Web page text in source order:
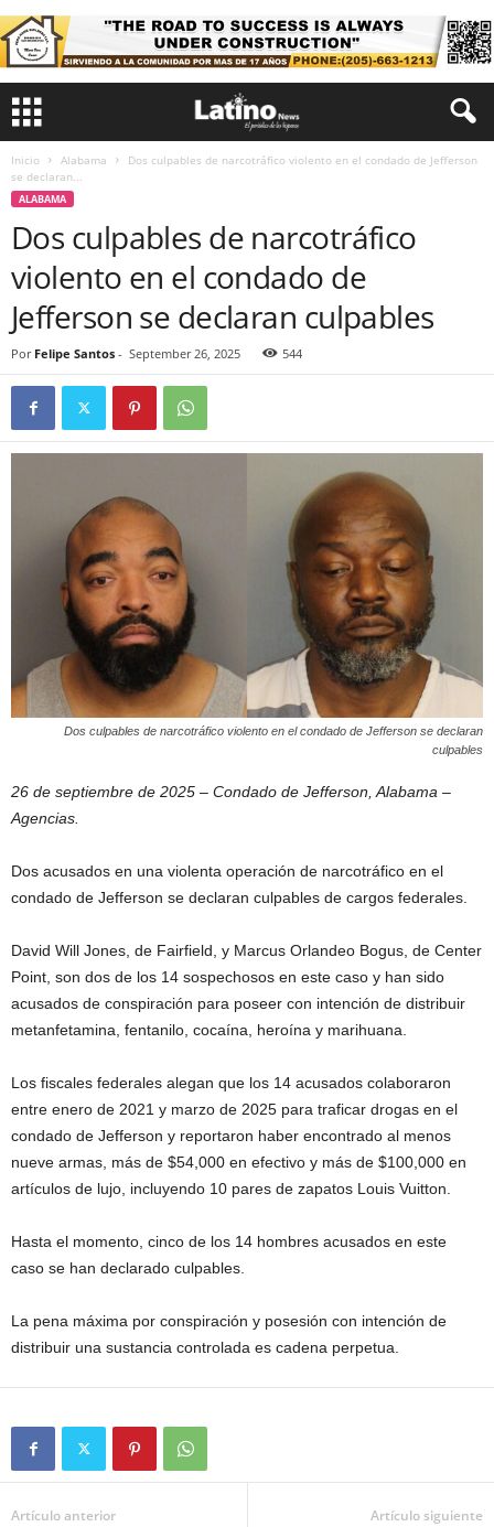
Inicio Alabama
Dos culpables de narcotráfico violento en el condado de Jefferson
se declaran...
ALABAMA
Dos culpables de narcotráfico
violento en el condado de
Jefferson se declaran culpables
Por Felipe Santos - September 26, 2025 544
Dos culpables de narcotráfico violento en el condado de Jefferson se declaran
culpables
26 de septiembre de 2025 – Condado de Jefferson, Alabama –
Agencias.
Dos acusados ​​en una violenta operación de narcotráfico en el
condado de Jefferson se declaran culpables de cargos federales.
David Will Jones, de Fairfield, y Marcus Orlandeo Bogus, de Center
Point, son dos de los 14 sospechosos en este caso y han sido
acusados ​​de conspiración para poseer con intención de distribuir
metanfetamina, fentanilo, cocaína, heroína y marihuana.
Los fiscales federales alegan que los 14 acusados ​​colaboraron
entre enero de 2021 y marzo de 2025 para traficar drogas en el
condado de Jefferson y reportaron haber encontrado al menos
nueve armas, más de $54,000 en efectivo y más de $100,000 en
artículos de lujo, incluyendo 10 pares de zapatos Louis Vuitton.
Hasta el momento, cinco de los 14 hombres acusados ​​en este
caso se han declarado culpables.
La pena máxima por conspiración y posesión con intención de
distribuir una sustancia controlada es cadena perpetua.
Artículo anterior Artículo siguiente